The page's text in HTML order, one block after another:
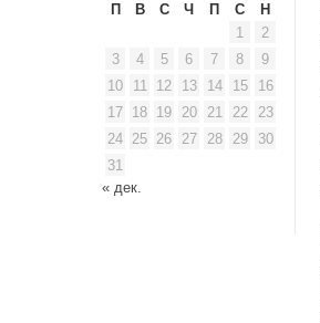
П
В С Ч П С
Н
1
2
3
4 5 6 7 8
9
10
11 12 13 14 15
16
17 18 19 20 21 22
23
24 25 26 27 28 29
30
31
« дек.